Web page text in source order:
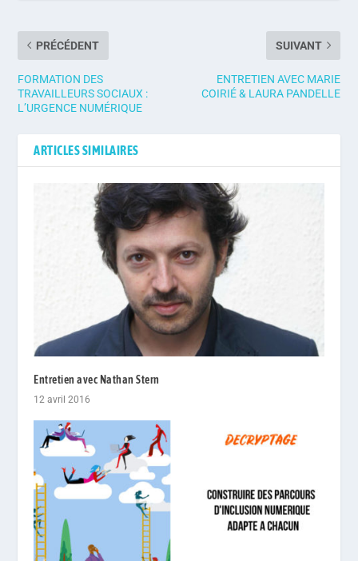
PRÉCÉDENT
FORMATION DES
TRAVAILLEURS SOCIAUX :
L’URGENCE NUMÉRIQUE
SUIVANT
ENTRETIEN AVEC MARIE
COIRIÉ & LAURA PANDELLE
ARTICLES SIMILAIRES
Entretien avec Nathan Stern
12 avril 2016